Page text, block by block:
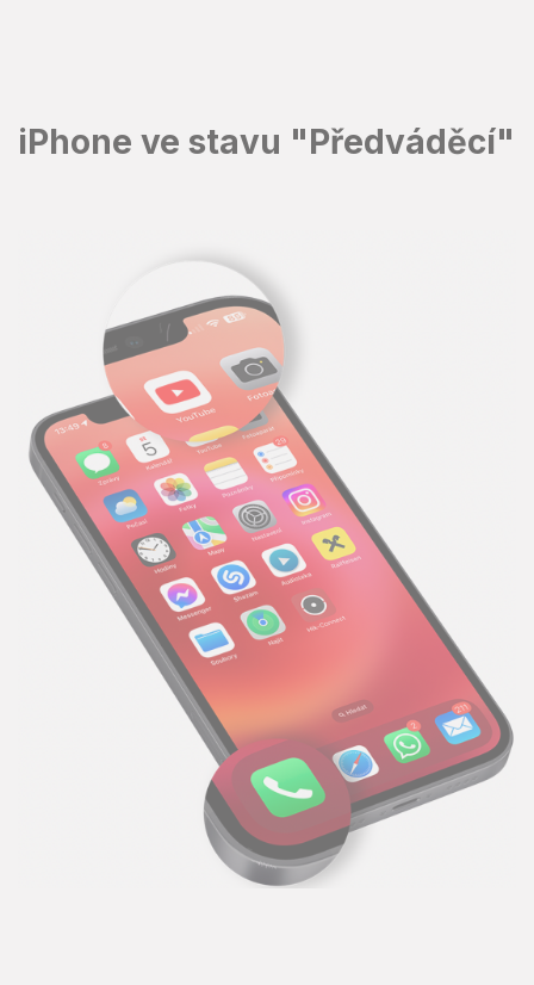
iPhone ve stavu "Předváděcí"